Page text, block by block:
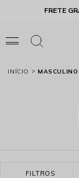
SUL E SUDESTE
INÍCIO MASCULINO
FILTROS